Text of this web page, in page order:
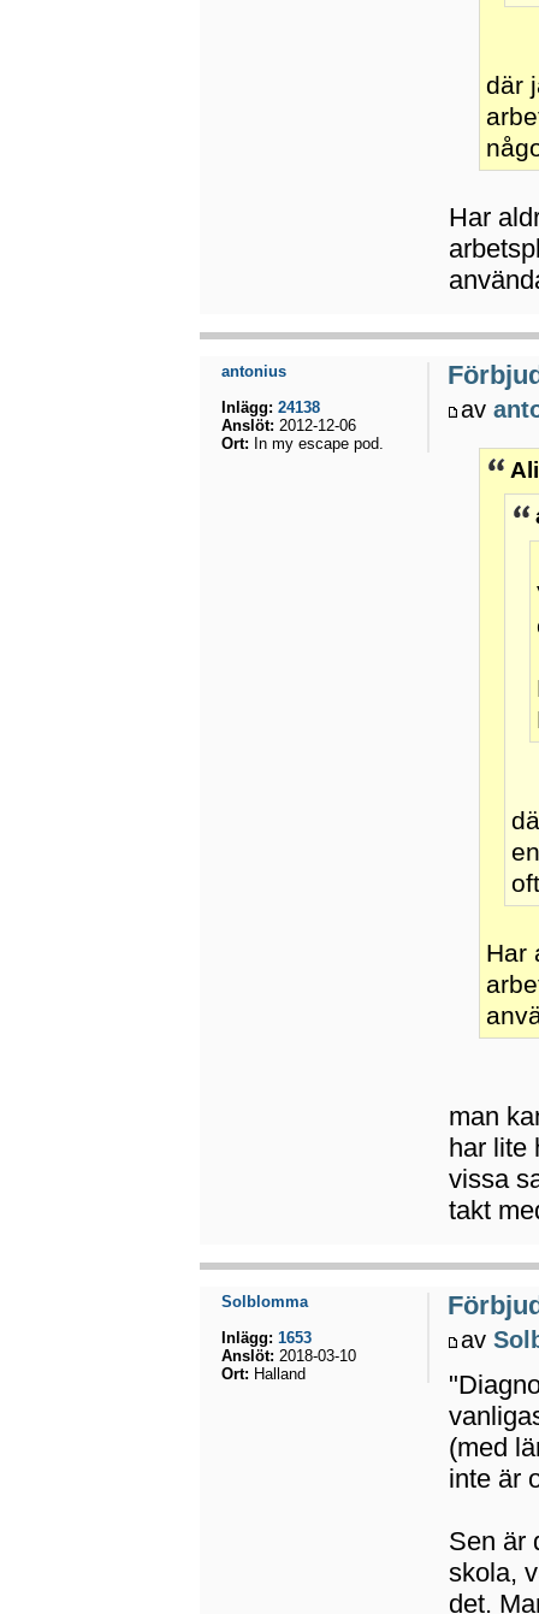
där
Har
av
Har
man
har lite
vissa
takt
antonius
Inlägg: 24138
Anslöt: 2012-12-06
Ort: In my escape pod.
av
(med
inte är
Sen är
skola,
det.
Solblomma
Inlägg: 1653
Anslöt: 2018-03-10
Ort: Halland